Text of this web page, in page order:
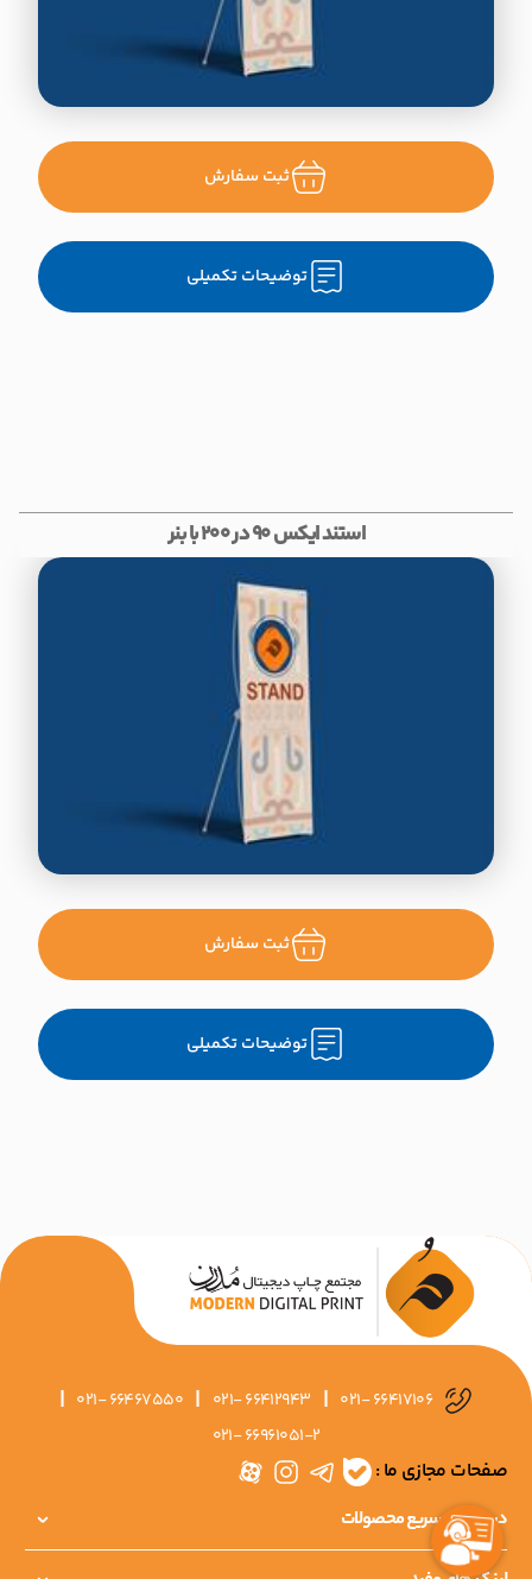
ثبت سفارش
توضیحات تکمیلی
استند ایکس 90 در 200 با بنر
ثبت سفارش
توضیحات تکمیلی
021- 66417106
|
021- 66412943
|
021- 66467550
|
021- 66961051-2
صفحات مجازی ما :
دسترسی سریع محصولات